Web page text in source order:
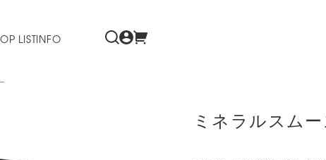
LIST INFO
ミネラルスム